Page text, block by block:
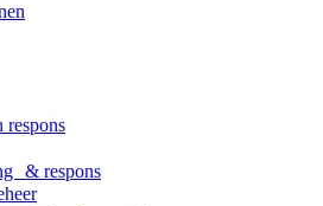
respons
& respons